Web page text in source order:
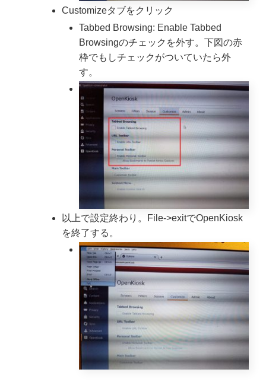
Customizeタブをクリック
Tabbed Browsing: Enable Tabbed
Browsingのチェックを外す。下図の赤
枠でもしチェックがついていたら外
す。
以上で設定終わり。File->exitでOpenKiosk
を終了する。